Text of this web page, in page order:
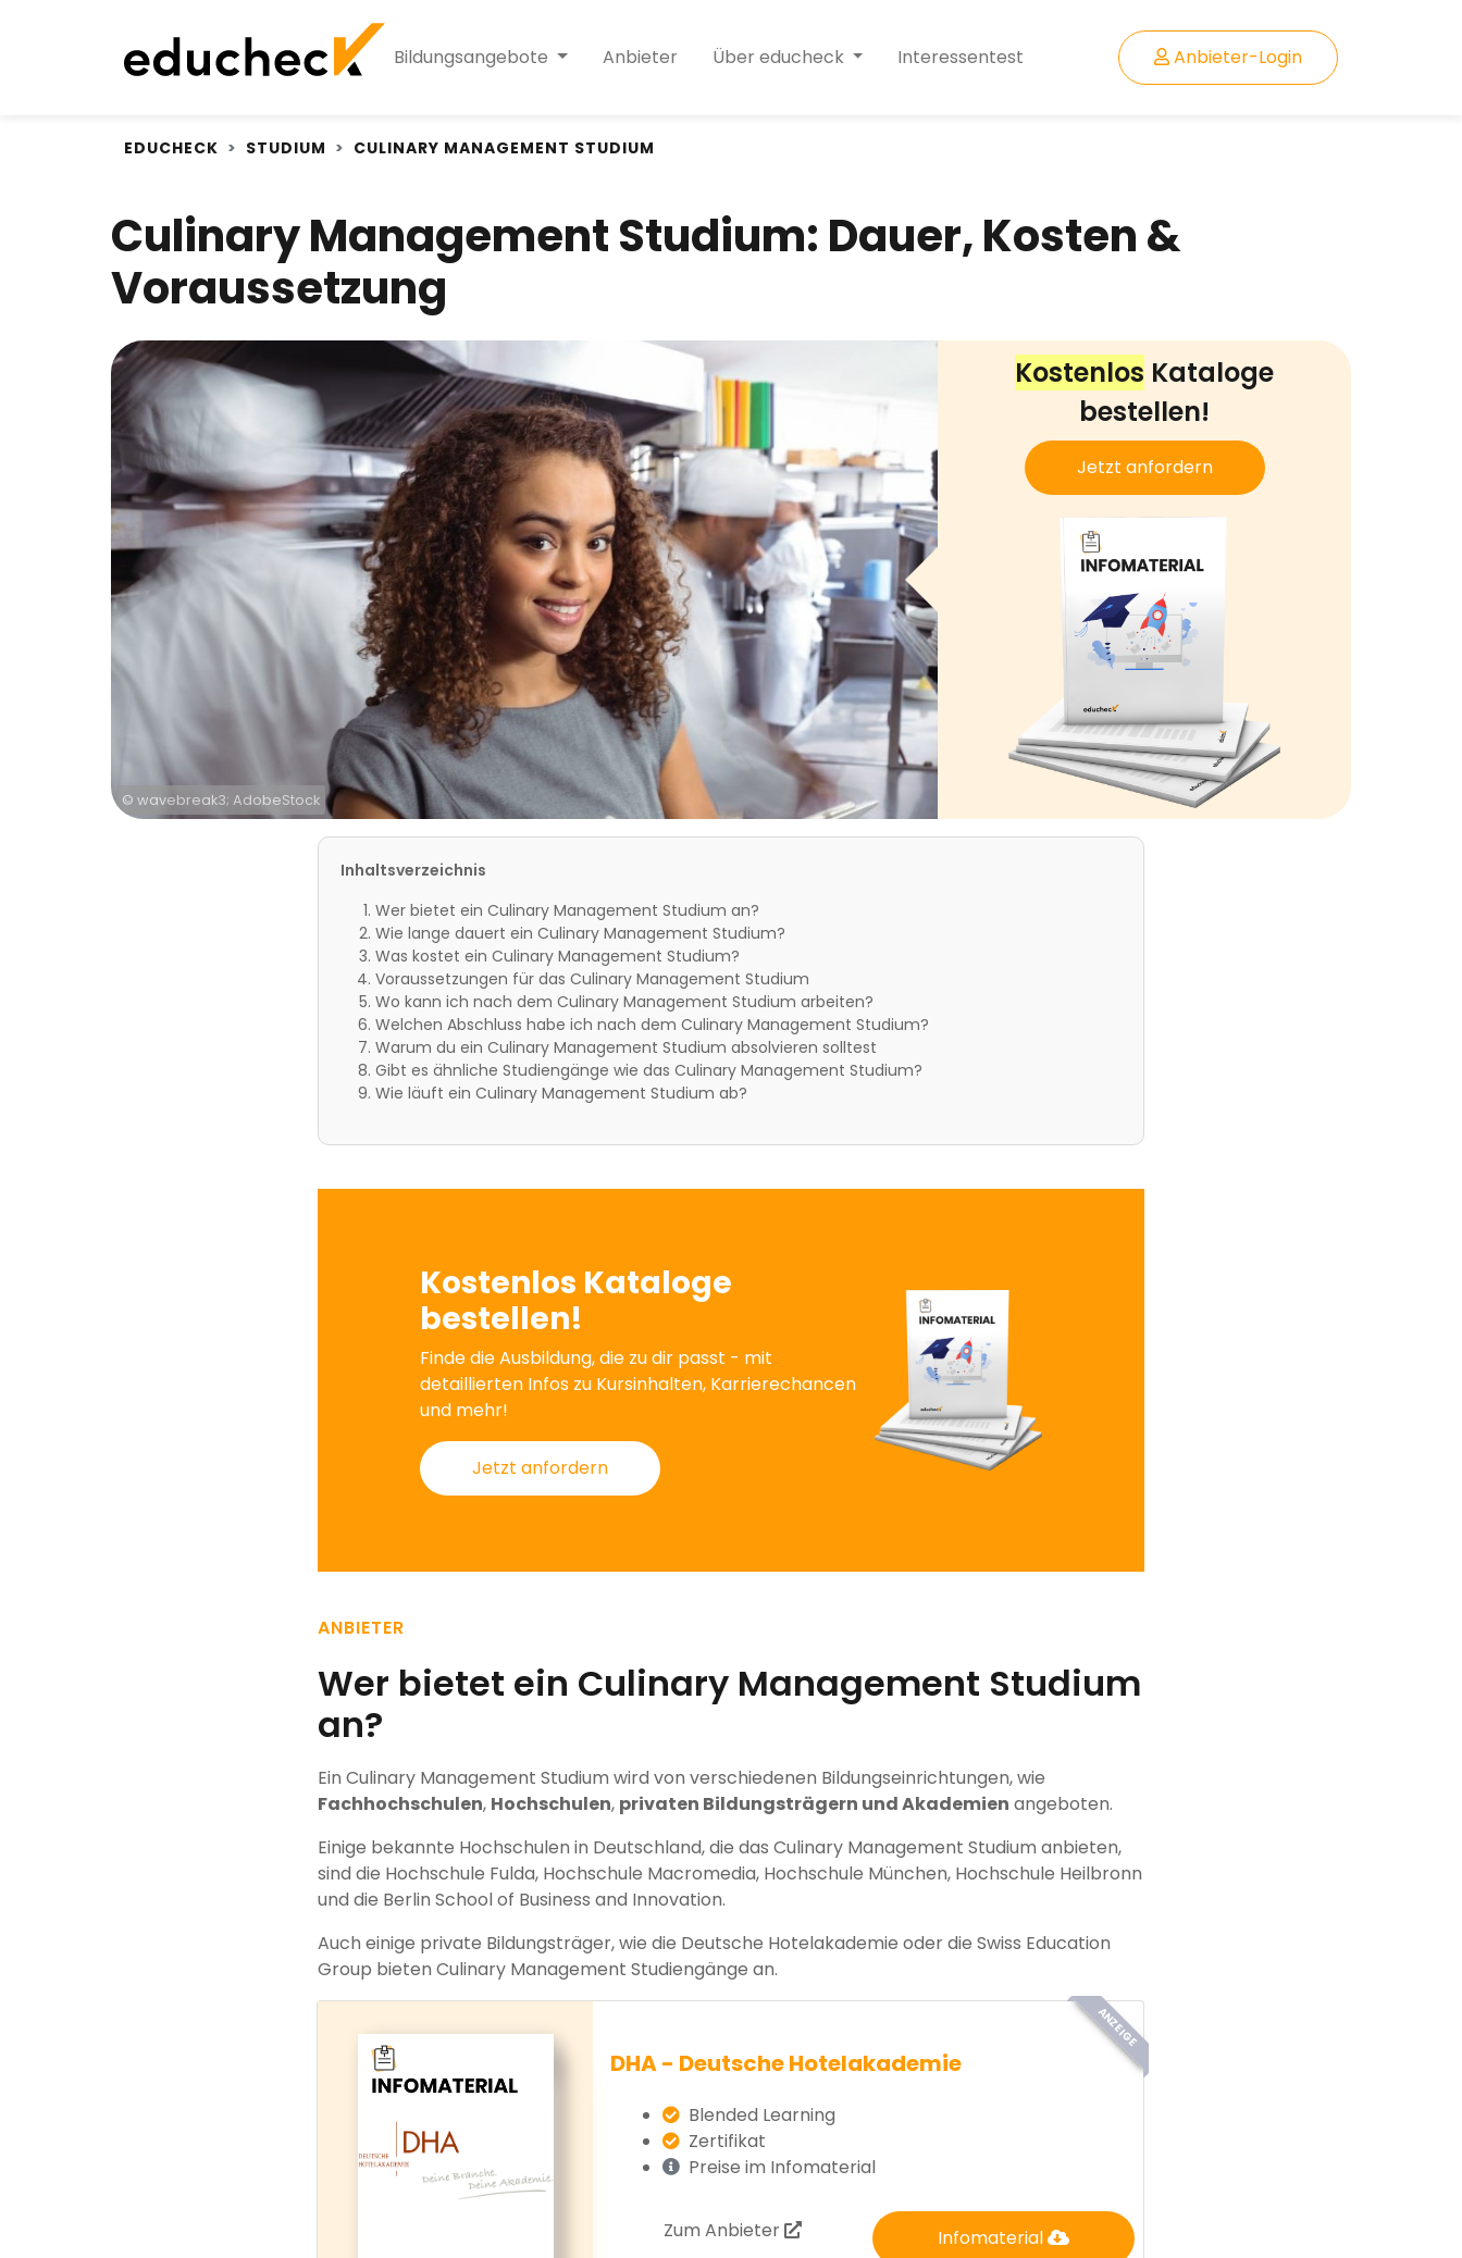
Bildungsangebote Anbieter Über educheck Interessentest Anbieter-Login
EDUCHECK STUDIUM CULINARY MANAGEMENT STUDIUM
Culinary Management Studium: Dauer, Kosten &
Voraussetzung
© wavebreak3; AdobeStock
Kostenlos Kataloge
bestellen!
Jetzt anfordern
Inhaltsverzeichnis
Wer bietet ein Culinary Management Studium an?
Wie lange dauert ein Culinary Management Studium?
Was kostet ein Culinary Management Studium?
Voraussetzungen für das Culinary Management Studium
Wo kann ich nach dem Culinary Management Studium arbeiten?
Welchen Abschluss habe ich nach dem Culinary Management Studium?
Warum du ein Culinary Management Studium absolvieren solltest
Gibt es ähnliche Studiengänge wie das Culinary Management Studium?
Wie läuft ein Culinary Management Studium ab?
Kostenlos Kataloge
bestellen!
Finde die Ausbildung, die zu dir passt - mit
detaillierten Infos zu Kursinhalten, Karrierechancen
und mehr!
Jetzt anfordern
ANBIETER
Wer bietet ein Culinary Management Studium
an?
Ein Culinary Management Studium wird von verschiedenen Bildungseinrichtungen, wie
Fachhochschulen, Hochschulen, privaten Bildungsträgern und Akademien angeboten.
Einige bekannte Hochschulen in Deutschland, die das Culinary Management Studium anbieten,
sind die Hochschule Fulda, Hochschule Macromedia, Hochschule München, Hochschule Heilbronn
und die Berlin School of Business and Innovation.
Auch einige private Bildungsträger, wie die Deutsche Hotelakademie oder die Swiss Education
Group bieten Culinary Management Studiengänge an.
ANZEIGE
DHA - Deutsche Hotelakademie
Blended Learning
Zertifikat
Preise im Infomaterial
Zum Anbieter Infomaterial